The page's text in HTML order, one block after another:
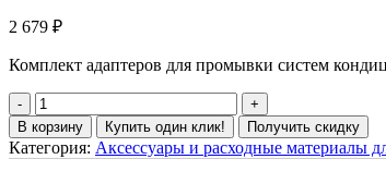
2 679 ₽
Комплект адаптеров для промывки систем
В корзину Купить один клик! Получить скидку
Категория: Аксессуары и расходные материалы